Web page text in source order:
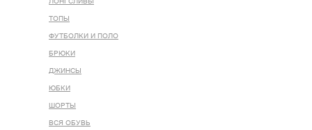
ТОПЫ
ФУТБОЛКИ И ПОЛО
БРЮКИ
ДЖИНСЫ
ЮБКИ
ШОРТЫ
ВСЯ ОБУВЬ